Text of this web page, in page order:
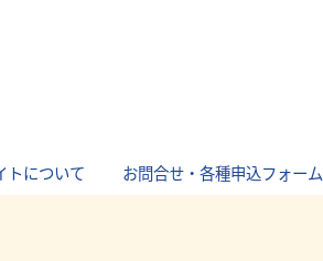
トについて お問合せ・各種申込フォーム